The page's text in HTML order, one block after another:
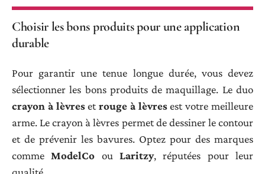
Choisir les bons produits pour une application
durable
Pour garantir une tenue longue durée, vous devez
sélectionner les bons produits de maquillage. Le duo
crayon à lèvresetrouge à lèvresest votre meilleure
arme. Le crayon à lèvres permet de dessiner le contour
et de prévenir les bavures. Optez pour des marques
commeModelCo ouLaritzy, réputées pour leur